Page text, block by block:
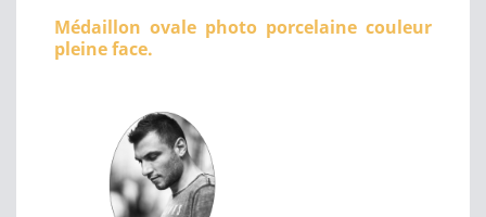
Médaillon ovale photo porcelaine couleur
pleine face.